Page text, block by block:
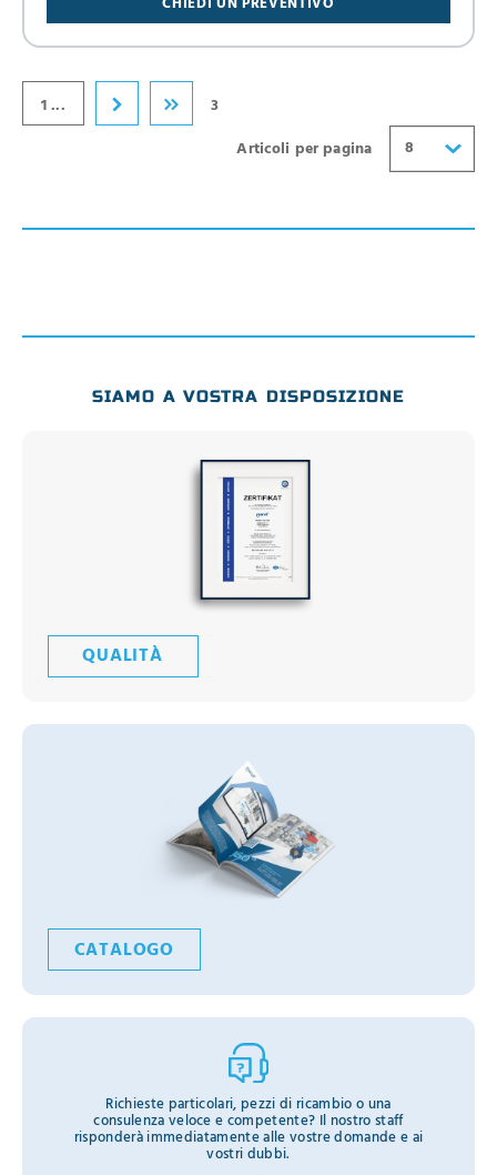
1 ...
3
Articoli per pagina
8
SIAMO A VOSTRA DISPOSIZIONE
QUALITÀ
CATALOGO
Richieste particolari, pezzi di ricambio o una
consulenza veloce e competente? Il nostro staff
risponderà immediatamente alle vostre domande e ai
vostri dubbi.